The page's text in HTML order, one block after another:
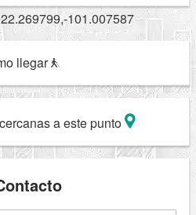
101.007587
llegar
a este punto